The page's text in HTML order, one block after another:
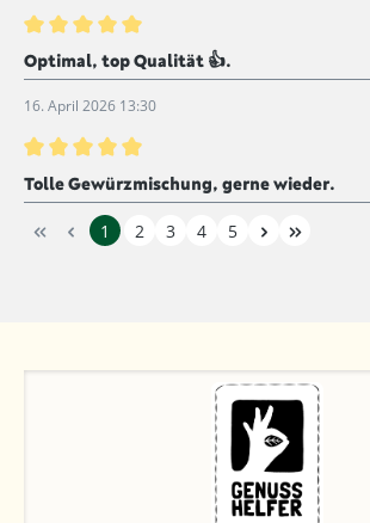
Bewertung mit 5 von 5 Sternen
Optimal, top Qualität 👍.
16. April 2026 13:30
Bewertung mit 5 von 5 Sternen
Tolle Gewürzmischung, gerne wieder.
1 2 3 4 5